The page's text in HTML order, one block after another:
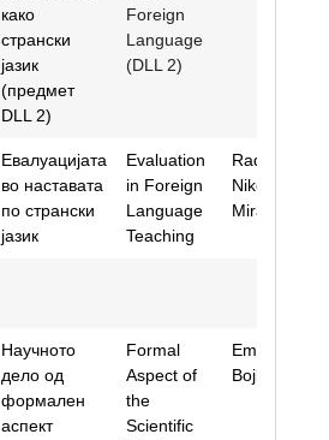
како
странски
јазик
(предмет
DLL 2)
Foreign
Language
(DLL 2)
Евалуацијата
во наставата
по странски
јазик
Evaluation
in Foreign
Language
Teaching
Radica
Mira
Научното
дело од
формален
аспект
Formal
Aspect of
the
Scientific
Emilija
Bojkovska